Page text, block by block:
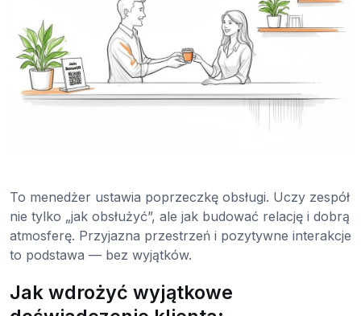
To menedżer ustawia poprzeczkę obsługi. Uczy zespół
nie tylko „jak obsłużyć”, ale jak budować relację i dobrą
atmosferę. Przyjazna przestrzeń i pozytywne interakcje
to podstawa — bez wyjątków.
Jak wdrożyć wyjątkowe